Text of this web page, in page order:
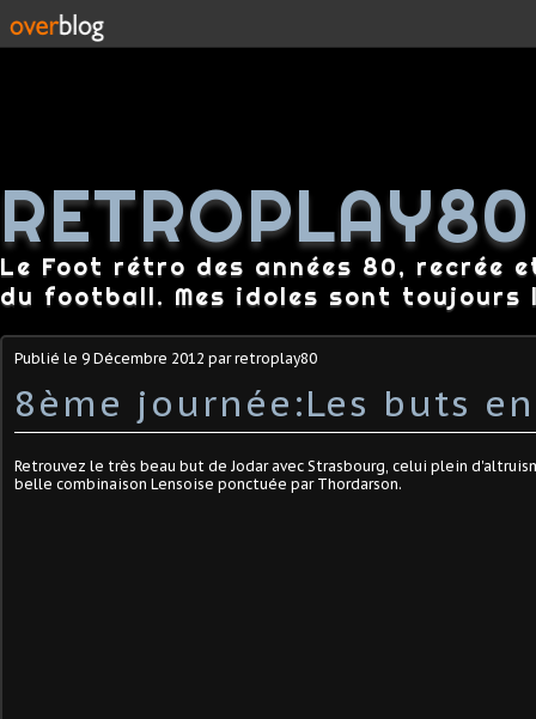
RETROPLAY80
Le Foot rétro des années 80, recrée
du football. Mes idoles sont toujours
Publié le 9 Décembre 2012 par retroplay80
8ème journée:Les buts
Retrouvez le très beau but de Jodar avec Strasbourg, celui plein
belle combinaison Lensoise ponctuée par Thordarson.